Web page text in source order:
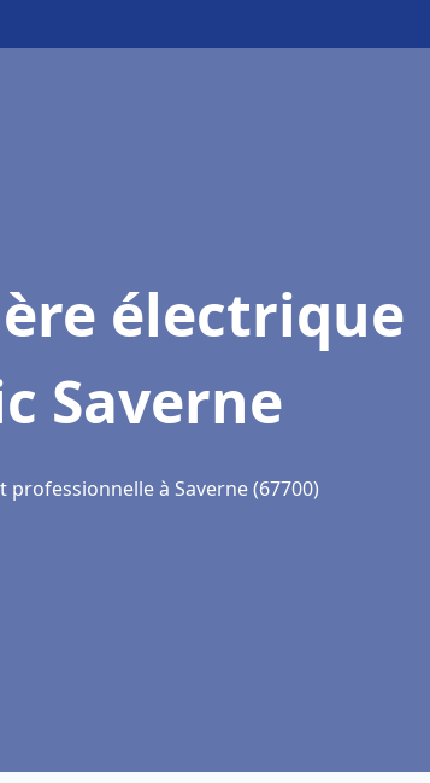
électrique
Saverne
à Saverne (67700)